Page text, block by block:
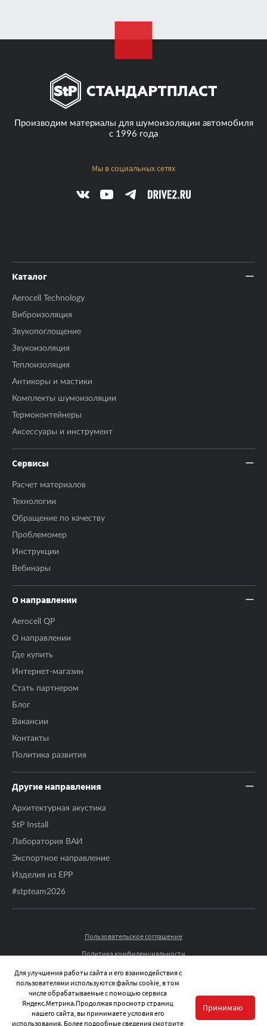
Каталог
Aerocell Technology
Виброизоляция
Звукопоглощение
Звукоизоляция
Теплоизоляция
Антикоры и мастики
Комплекты шумоизоляции
Термоконтейнеры
Аксесcуары и инструмент
Сервисы
Расчет материалов
Технологии
Обращение по качеству
Проблемомер
Инструкции
Вебинары
О направлении
Aerocell QP
О направлении
Где купить
Интернет-магазин
Стать партнером
Блог
Вакансии
Контакты
Политика развития
Другие направления
Архитектурная акустика
StP Install
Лаборатория ВАИ
Экспортное направление
Изделия из EPP
#stpteam2026
Производим материалы для шумоизоляции автомобиля
с 1996 года
Мы в социальных сетях
Пользовательское соглашение
Политика конфиденциальности
© 2026 STP-RUSSIA ВСЕ ПРАВА ЗАЩИЩЕНЫ.
Для улучшения работы сайта и его взаимодействия с
пользователями используются файлы cookie, в том
числе обрабатываемые с помощью сервиса
Яндекс.Метрика.Продолжая просмотр страниц
нашего сайта, вы принимаете условия его
использования. Более подробные сведения смотрите
Принимаю